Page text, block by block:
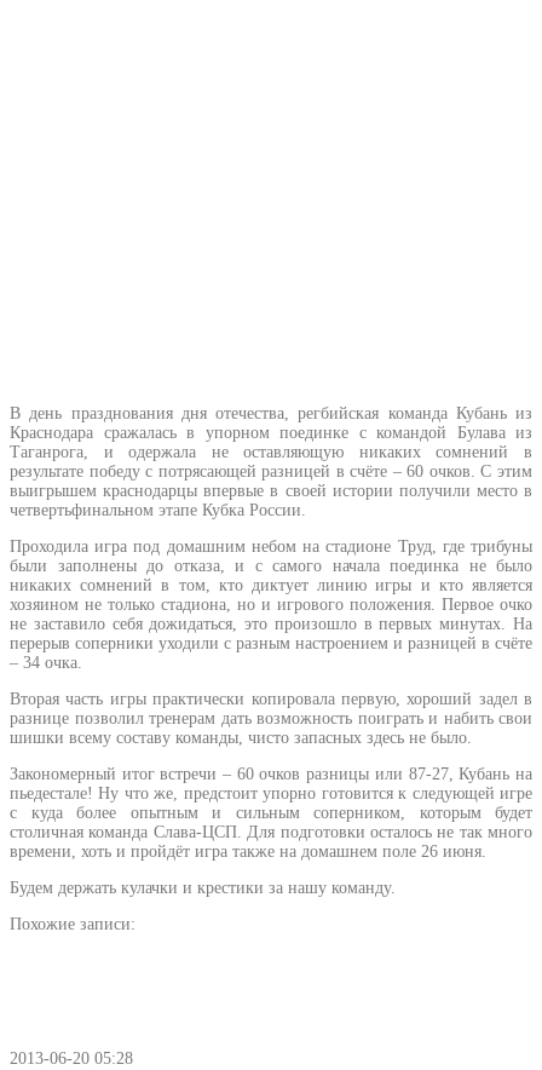
В день празднования дня отечества, регбийская команда Кубань из
Краснодара сражалась в упорном поединке с командой Булава из
Таганрога , и одержала не оставляющую никаких сомнений в
результате победу с потрясающей разницей в счёте – 60 очков. С этим
выигрышем краснодарцы впервые в своей истории получили место в
четвертьфинальном этапе Кубка России.
Проходила игра под домашним небом на стадионе Труд, где трибуны
были заполнены до отказа, и с самого начала поединка не было
никаких сомнений в том, кто диктует линию игры и кто является
хозяином не только стадиона, но и игрового положения. Первое очко
не заставило себя дожидаться, это произошло в первых минутах. На
перерыв соперники уходили с разным настроением и разницей в счёте
– 34 очка.
Вторая часть игры практически копировала первую, хороший задел в
разнице позволил тренерам дать возможность поиграть и набить свои
шишки всему составу команды, чисто запасных здесь не было.
Закономерный итог встречи – 60 очков разницы или 87-27, Кубань на
пьедестале! Ну что же, предстоит упорно готовится к следующей игре
с куда более опытным и сильным соперником, которым будет
столичная команда Слава-ЦСП. Для подготовки осталось не так много
времени, хоть и пройдёт игра также на домашнем поле 26 июня.
Будем держать кулачки и крестики за нашу команду.
Похожие записи:
2013-06-20 05:28